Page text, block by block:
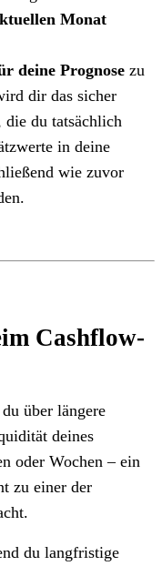
Monat
deine Prognose zu
dir das sicher
du tatsächlich
in deine
wie zuvor
Cashflow-
über längere
deines
oder Wochen – ein
zu einer der
du langfristige